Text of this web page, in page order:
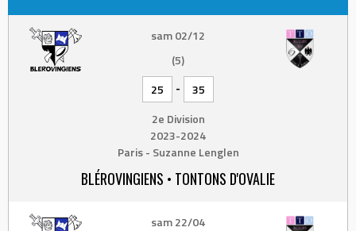
sam 02/12
(5)
25
-
35
2e Division
2023-2024
Paris - Suzanne Lenglen
BLÉROVINGIENS • TONTONS D'OVALIE
sam 22/04